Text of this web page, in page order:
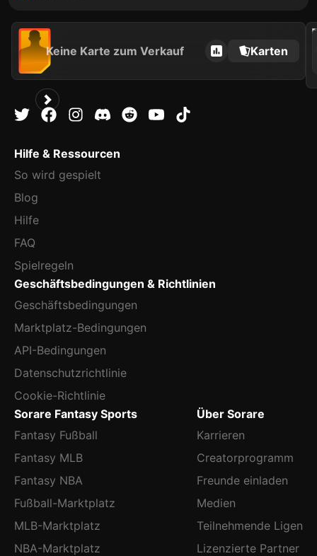
Keine Karte zum Verkauf Karten
2023
Hilfe & Ressourcen
So wird gespielt
Blog
Hilfe
FAQ
Spielregeln
Geschäftsbedingungen & Richtlinien
Geschäftsbedingungen
Marktplatz-Bedingungen
API-Bedingungen
Datenschutzrichtlinie
Cookie-Richtlinie
Sorare Fantasy Sports
Fantasy Fußball
Fantasy MLB
Fantasy NBA
Fußball-Marktplatz
MLB-Marktplatz
NBA-Marktplatz
Über Sorare
Karrieren
Creatorprogramm
Freunde einladen
Medien
Teilnehmende Ligen
Lizenzierte Partner